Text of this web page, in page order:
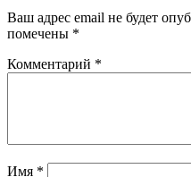
Ваш адрес email не будет
помечены *
Комментарий *
Имя *